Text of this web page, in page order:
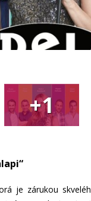
+1
je zárukou